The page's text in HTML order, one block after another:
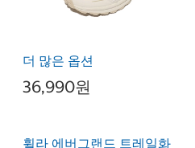
더 많은 옵션
36,990원
휠라 에버그랜드 트레일화